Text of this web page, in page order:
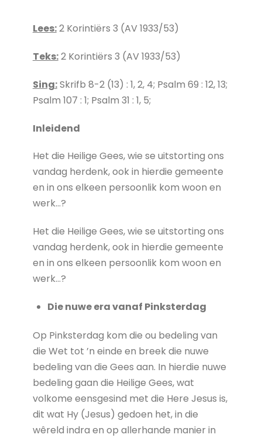
Lees:2 Korintiërs 3 (AV 1933/53)
Teks:2 Korintiërs 3 (AV 1933/53)
Sing:Skrifb 8-2 (13) : 1, 2, 4; Psalm 69 : 12, 13;
Psalm 107 : 1; Psalm 31 : 1, 5;
Inleidend
Het die Heilige Gees, wie se uitstorting ons
vandag herdenk, ook in hierdie gemeente
en in ons elkeen persoonlik kom woon en
werk…?
Het die Heilige Gees, wie se uitstorting ons
vandag herdenk, ook in hierdie gemeente
en in ons elkeen persoonlik kom woon en
werk…?
Die nuwe era vanaf Pinksterdag
Op Pinksterdag kom die ou bedeling van
die Wet tot ’n einde en breek die nuwe
bedeling van die Gees aan. In hierdie nuwe
bedeling gaan die Heilige Gees, wat
volkome eensgesind met die Here Jesus is,
dit wat Hy (Jesus) gedoen het, in die
wêreld indra en op allerhande manier in